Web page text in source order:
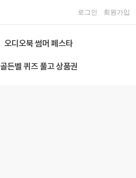
로그인 회원가입
오디오북 썸머 페스타
골든벨 퀴즈 풀고 상품권